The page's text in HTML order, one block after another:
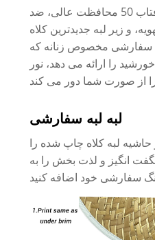
از صورت خود در برابر آفتاب 50 محافظت عالی، ضد
و زیر لبه جدیدترین کلاه
سفارشی مخصوص زنانه که
از خورشید را ارائه می دهد، نور
لبه لبه سفارشی
لبه کلاه چاپ شده را
انگیز و لذت بخش را به